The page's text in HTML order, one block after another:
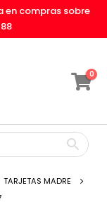
en compras sobre
0
TARJETAS MADRE